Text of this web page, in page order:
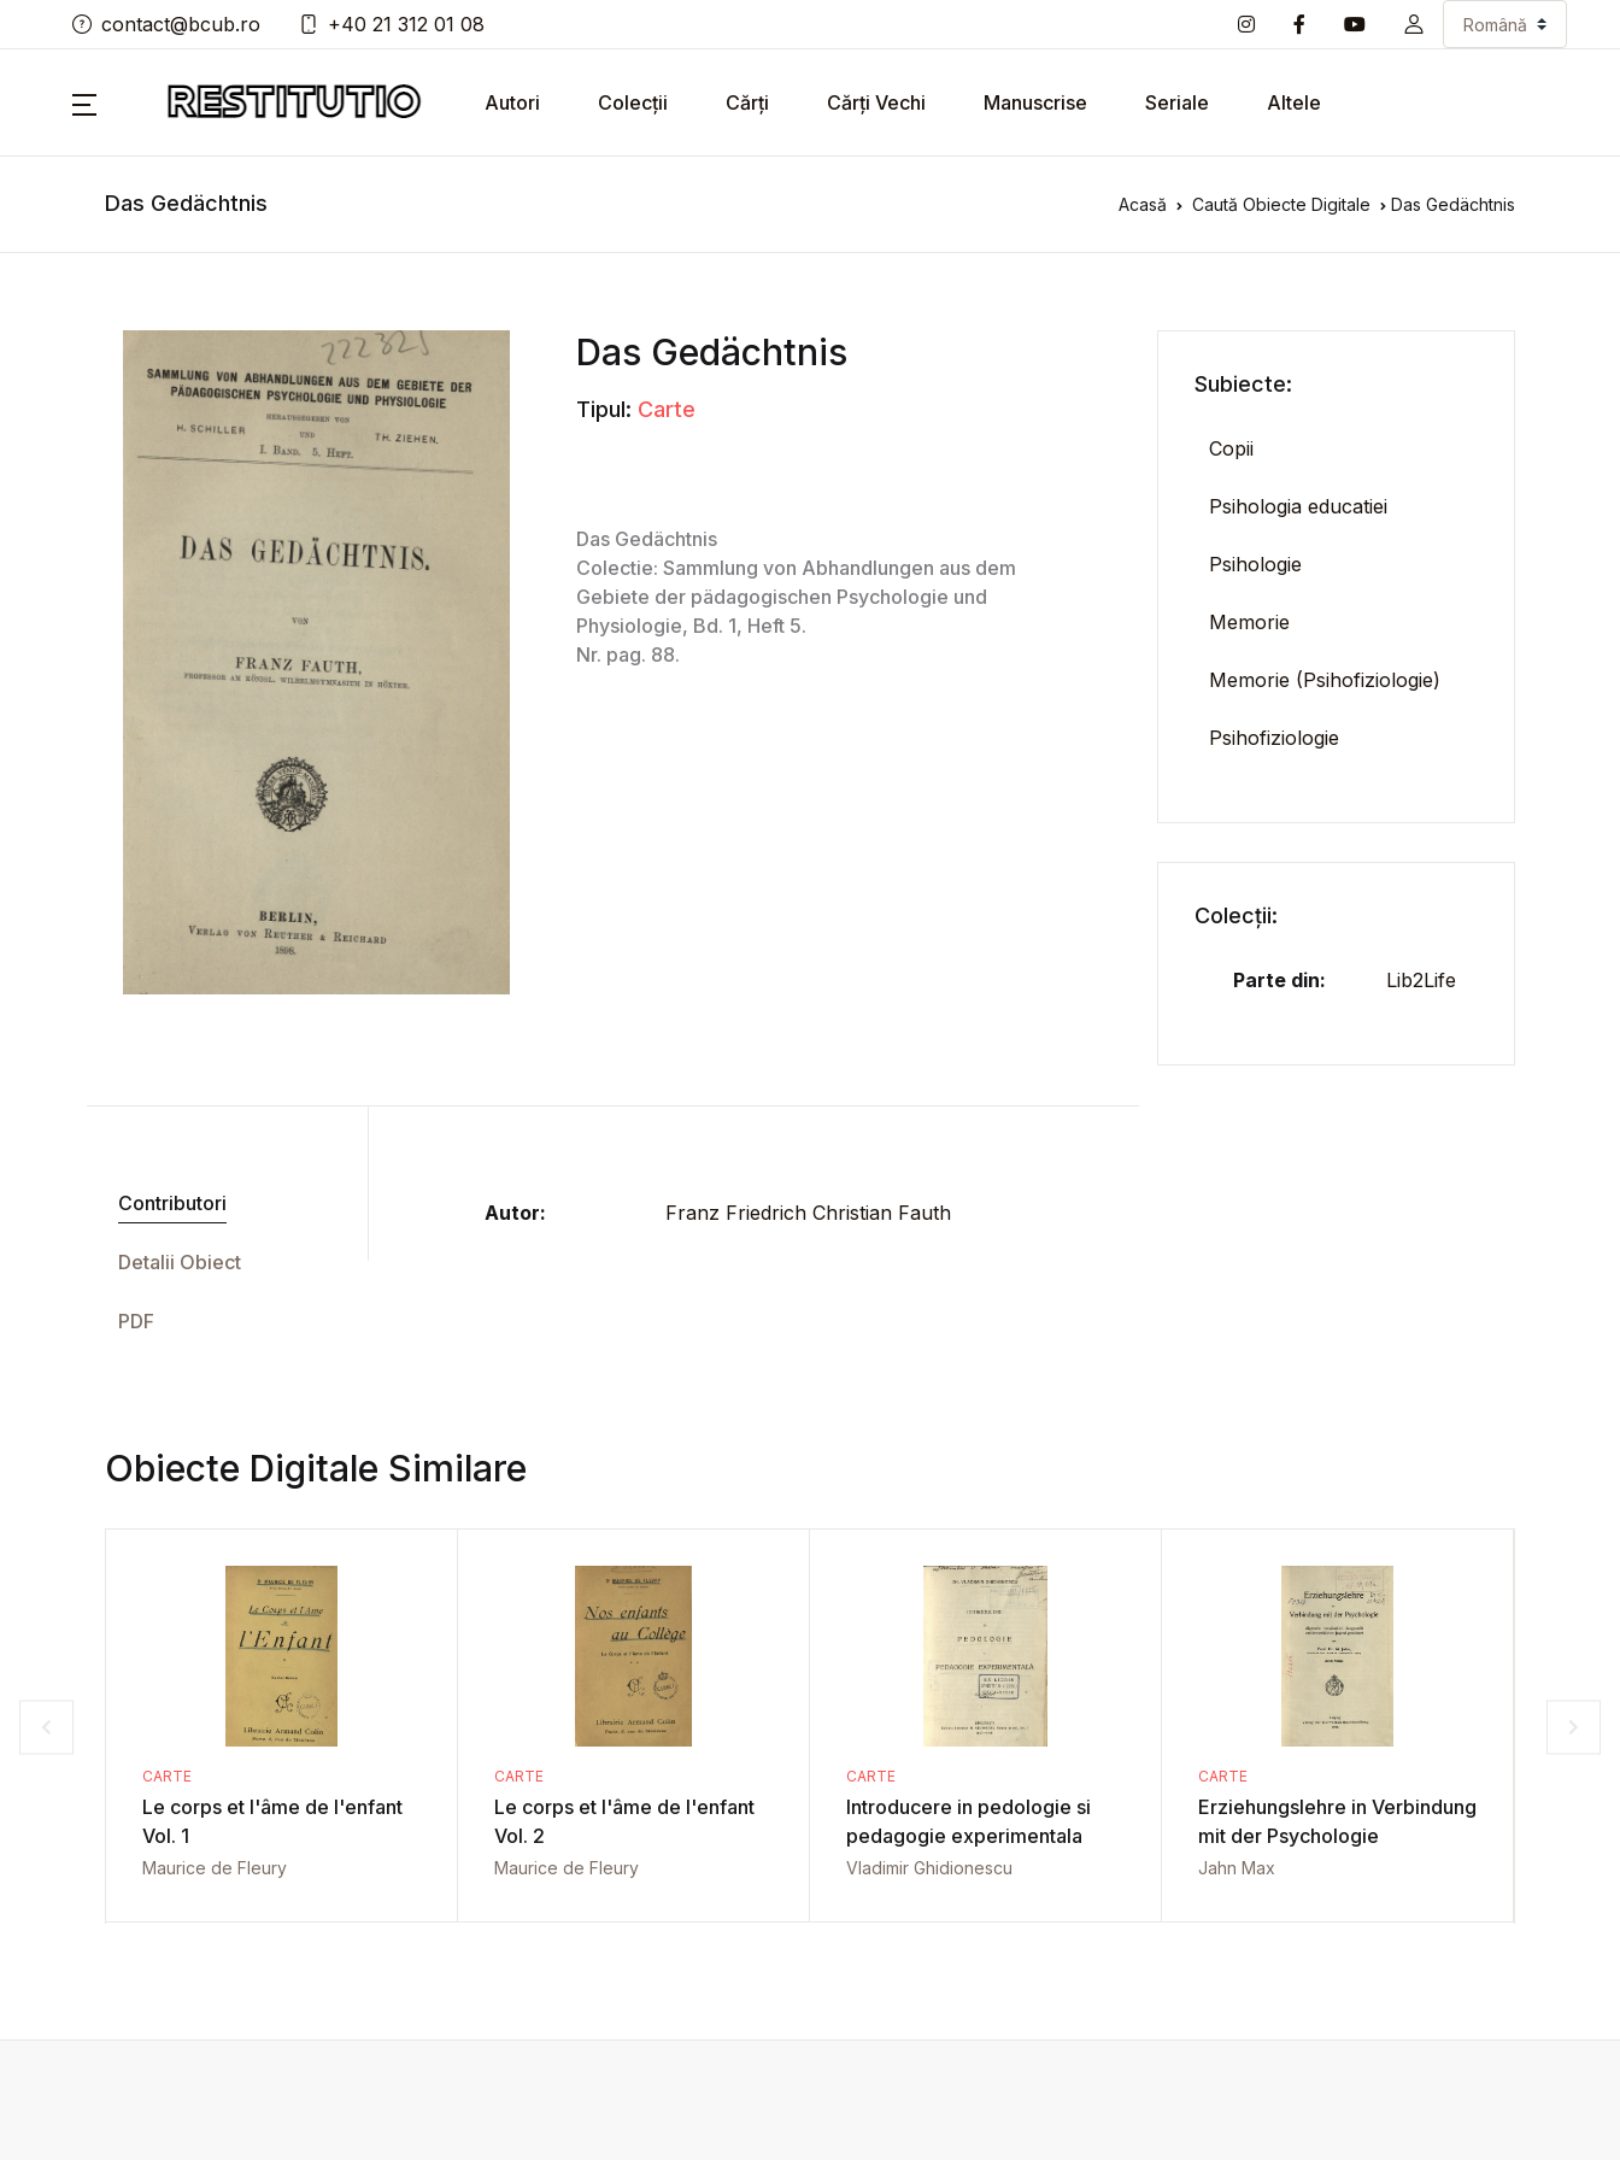
contact@bcub.ro +40 21 312 01 08
Autori Colecții Cărți Cărți Vechi Manuscrise Seriale Altele
Das Gedächtnis Acasă Caută Obiecte Digitale Das Gedächtnis
Das Gedächtnis
Tipul: Carte
Contributori
Detalii Obiect
PDF
Autor: Franz Friedrich Christian Fauth
Subiecte:
Copii
Psihologia educatiei
Psihologie
Memorie
Memorie (Psihofiziologie)
Psihofiziologie
Colecții:
Parte din: Lib2Life
Obiecte Digitale Similare
CARTE
Le corps et l'âme de l'enfant
Vol. 1
Maurice de Fleury
CARTE
Le corps et l'âme de l'enfant
Vol. 2
Maurice de Fleury
CARTE
Introducere in pedologie si
pedagogie experimentala
Vladimir Ghidionescu
CARTE
Erziehungslehre in Verbindung
mit der Psychologie
Jahn Max